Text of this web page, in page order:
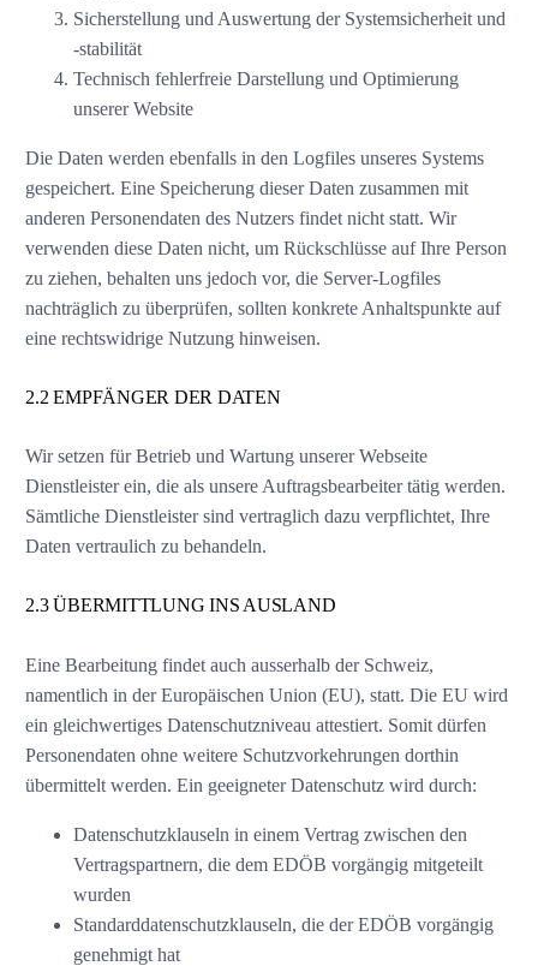
Sicherstellung und Auswertung der Systemsicherheit und
-stabilität
Technisch fehlerfreie Darstellung und Optimierung
unserer Website
Die Daten werden ebenfalls in den Logfiles unseres Systems
gespeichert. Eine Speicherung dieser Daten zusammen mit
anderen Personendaten des Nutzers findet nicht statt. Wir
verwenden diese Daten nicht, um Rückschlüsse auf Ihre Person
zu ziehen, behalten uns jedoch vor, die Server-Logfiles
nachträglich zu überprüfen, sollten konkrete Anhaltspunkte auf
eine rechtswidrige Nutzung hinweisen.
2.2 EMPFÄNGER DER DATEN
Wir setzen für Betrieb und Wartung unserer Webseite
Dienstleister ein, die als unsere Auftragsbearbeiter tätig werden.
Sämtliche Dienstleister sind vertraglich dazu verpflichtet, Ihre
Daten vertraulich zu behandeln.
2.3 ÜBERMITTLUNG INS AUSLAND
Eine Bearbeitung findet auch ausserhalb der Schweiz,
namentlich in der Europäischen Union (EU), statt. Die EU wird
ein gleichwertiges Datenschutzniveau attestiert. Somit dürfen
Personendaten ohne weitere Schutzvorkehrungen dorthin
übermittelt werden. Ein geeigneter Datenschutz wird durch:
Datenschutzklauseln in einem Vertrag zwischen den
Vertragspartnern, die dem EDÖB vorgängig mitgeteilt
wurden
Standarddatenschutzklauseln, die der EDÖB vorgängig
genehmigt hat